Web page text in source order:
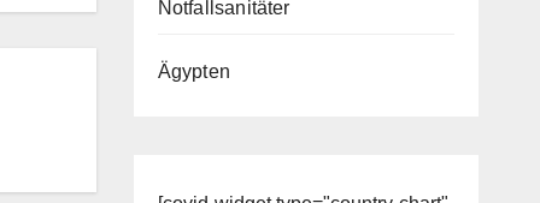
Notfallsanitäter
Ägypten